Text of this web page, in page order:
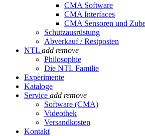
CMA Software
CMA Interfaces
CMA Sensoren und
Schutzausrüstung
Abverkauf / Restposten
NTL add remove
Philosophie
Die NTL Familie
Experimente
Kataloge
Service add remove
Software (CMA)
Videothek
Versandkosten
Kontakt